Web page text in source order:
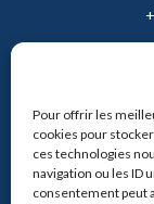
Pour offrir les
cookies pour
ces technologies
navigation ou les ID
consentement peut